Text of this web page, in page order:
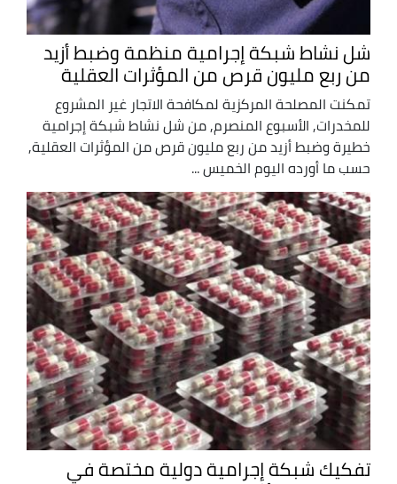
شل نشاط شبكة إجرامية منظمة وضبط أزيد
من ربع مليون قرص من المؤثرات العقلية
تمكنت المصلحة المركزية لمكافحة الاتجار غير المشروع
للمخدرات, الأسبوع المنصرم, من شل نشاط شبكة إجرامية
خطيرة وضبط أزيد من ربع مليون قرص من المؤثرات العقلية,
حسب ما أورده اليوم الخميس ...
تفكيك شبكة إجرامية دولية مختصة في